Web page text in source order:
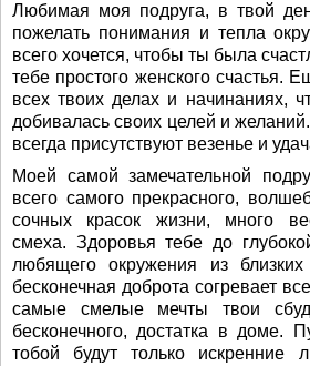
Любимая моя подруга, в твой
пожелать понимания и тепла
всего хочется, чтобы ты была
тебе простого женского счастья.
всех твоих делах и начинаниях,
добивалась своих целей и
всегда присутствуют везенье и
Моей самой замечательной
всего самого прекрасного,
сочных красок жизни, много
смеха. Здоровья тебе до
любящего окружения из
бесконечная доброта согревает
самые смелые мечты твои
бесконечного, достатка в доме.
тобой будут только